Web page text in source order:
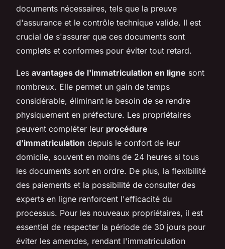
documents nécessaires, tels que la preuve
d'assurance et le contrôle technique valide. Il est
crucial de s'assurer que ces documents sont
complets et conformes pour éviter tout retard.
Les avantages de l'immatriculation en ligne sont
nombreux. Elle permet un gain de temps
considérable, éliminant le besoin de se rendre
physiquement en préfecture. Les propriétaires
peuvent compléter leur procédure
d'immatriculation depuis le confort de leur
domicile, souvent en moins de 24 heures si tous
les documents sont en ordre. De plus, la flexibilité
des paiements et la possibilité de consulter des
experts en ligne renforcent l'efficacité du
processus. Pour les nouveaux propriétaires, il est
essentiel de respecter la période de 30 jours pour
éviter les amendes, rendant l'immatriculation